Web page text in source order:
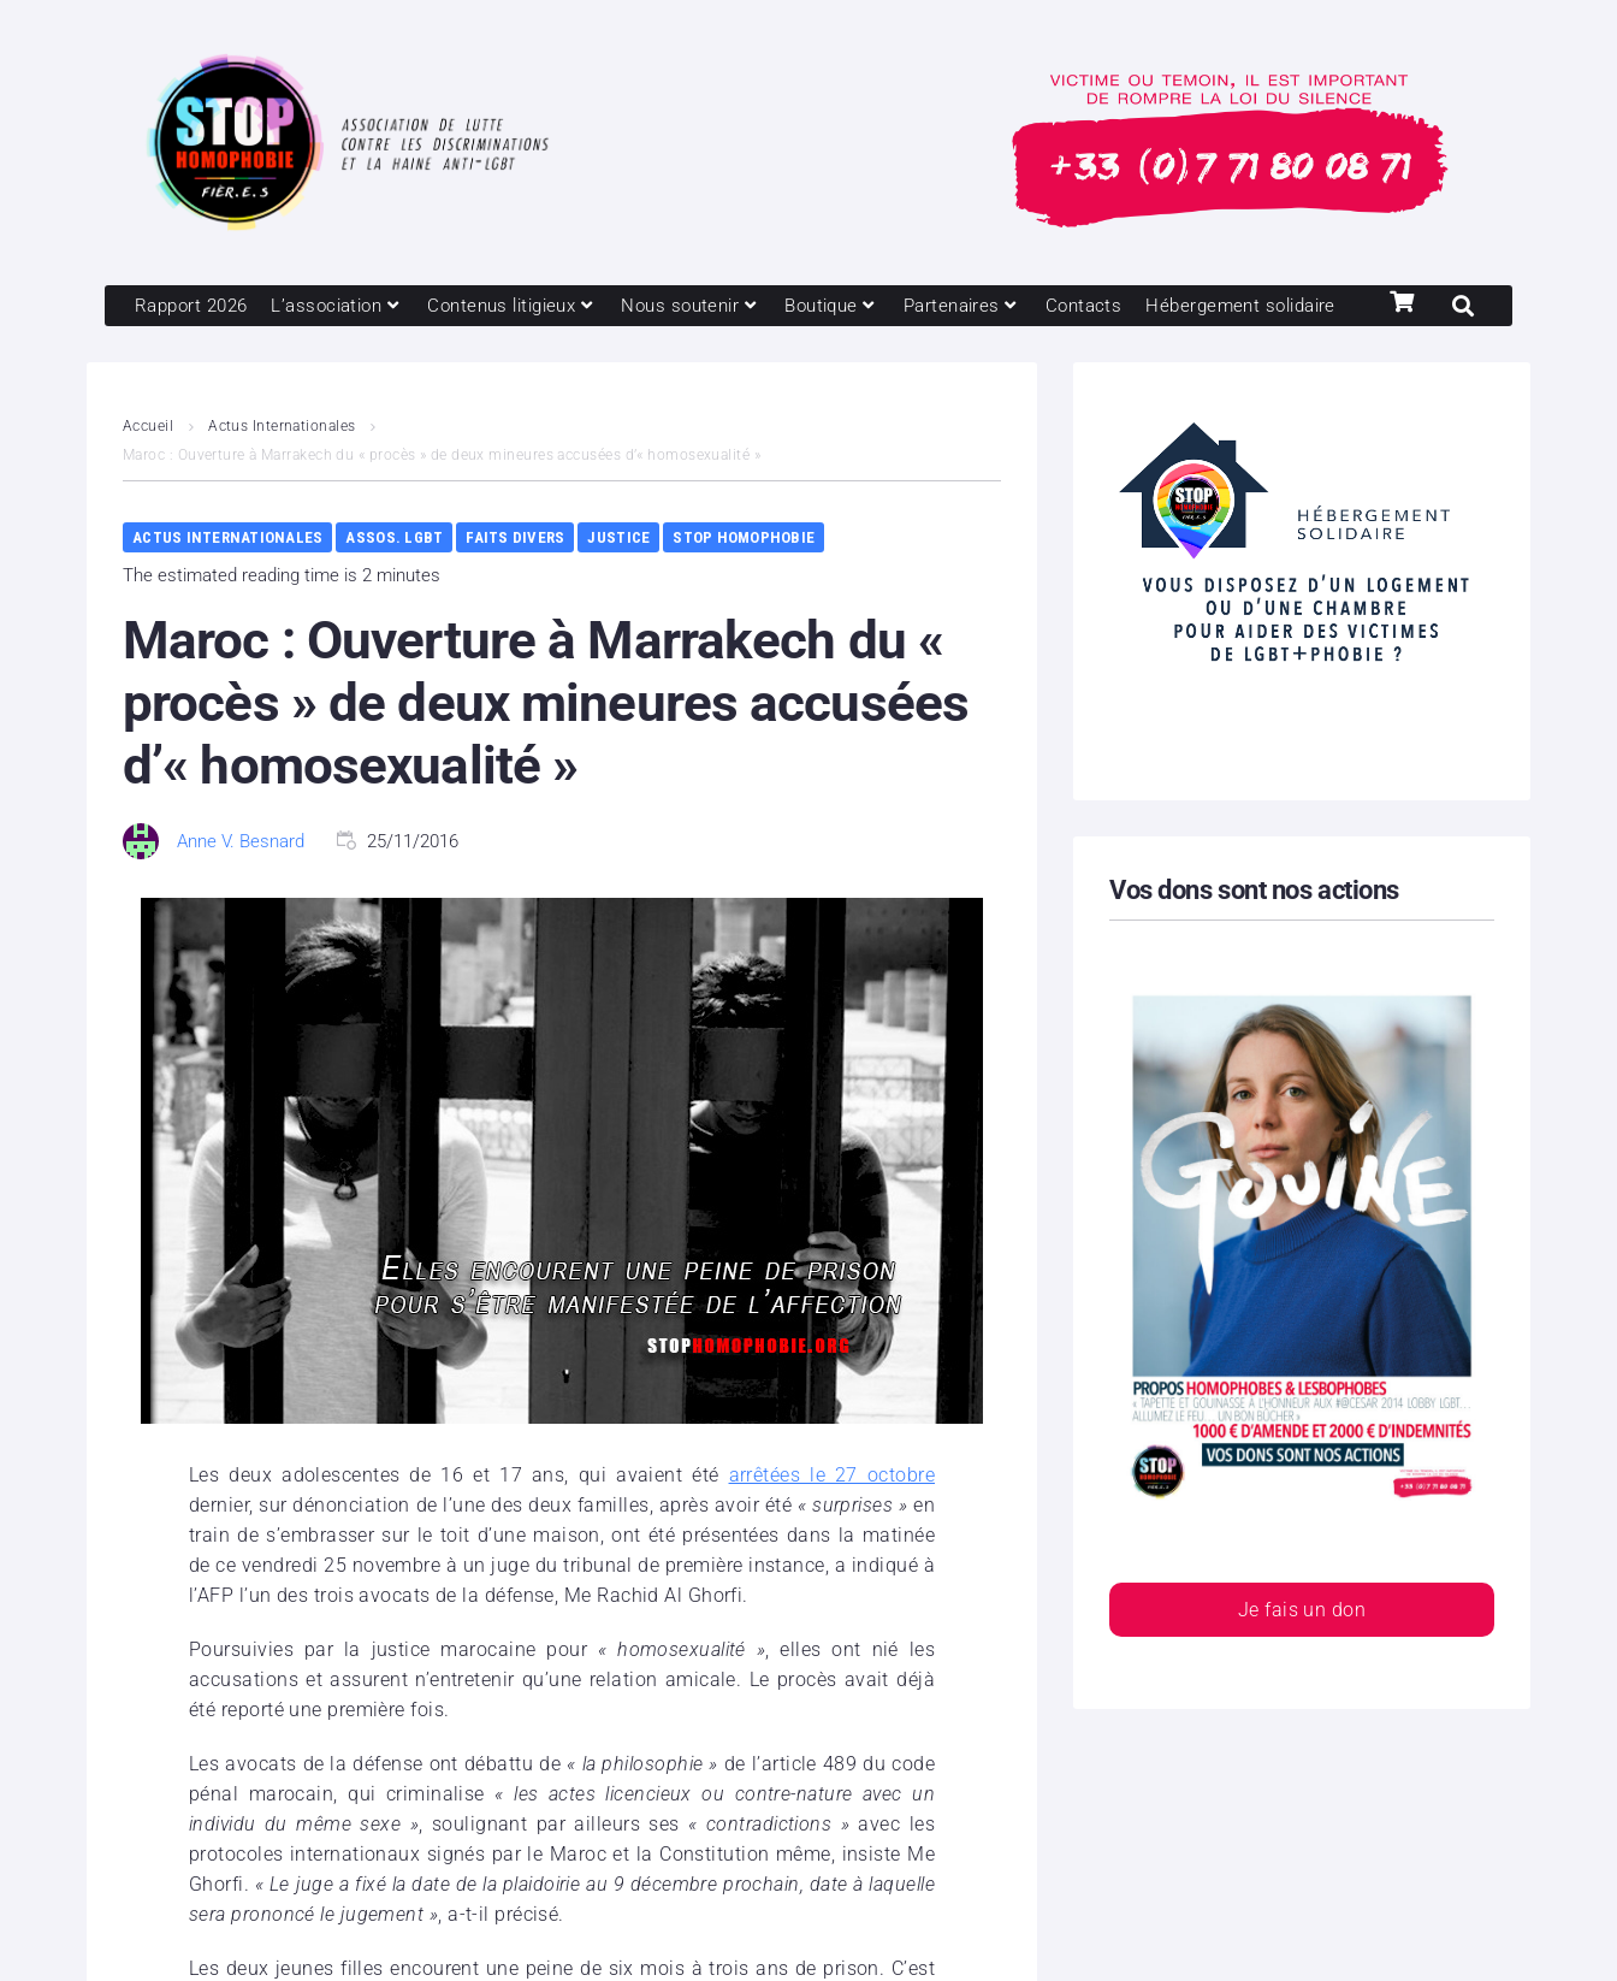
Rapport 2026 L’association Contenus litigieux Nous soutenir Boutique Partenaires Contacts Hébergement solidaire
Accueil
Actus Internationales
Maroc : Ouverture à Marrakech du « procès » de deux mineures accusées d’« homosexualité »
ACTUS INTERNATIONALES ASSOS. LGBT FAITS DIVERS JUSTICE STOP HOMOPHOBIE
The estimated reading time is 2 minutes
Maroc : Ouverture à Marrakech du «
procès » de deux mineures accusées
d’« homosexualité »
Anne V. Besnard 25/11/2016
Les deux adolescentes de 16 et 17 ans, qui avaient été arrêtées le 27 octobre
dernier, sur dénonciation de l’une des deux familles, après avoir été « surprises » en
train de s’embrasser sur le toit d’une maison, ont été présentées dans la matinée
de ce vendredi 25 novembre à un juge du tribunal de première instance, a indiqué à
l’AFP l’un des trois avocats de la défense, Me Rachid Al Ghorfi.
Poursuivies par la justice marocaine pour « homosexualité », elles ont nié les
accusations et assurent n’entretenir qu’une relation amicale. Le procès avait déjà
été reporté une première fois.
Les avocats de la défense ont débattu de « la philosophie » de l’article 489 du code
pénal marocain, qui criminalise « les actes licencieux ou contre-nature avec un
individu du même sexe », soulignant par ailleurs ses « contradictions » avec les
protocoles internationaux signés par le Maroc et la Constitution même, insiste Me
Ghorfi. « Le juge a fixé la date de la plaidoirie au 9 décembre prochain, date à laquelle
sera prononcé le jugement », a-t-il précisé.
Les deux jeunes filles encourent une peine de six mois à trois ans de prison. C’est
Vos dons sont nos actions
Je fais un don